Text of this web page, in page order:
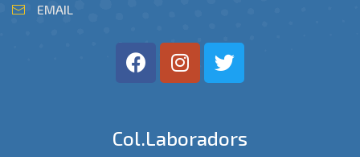
EMAIL
Col.laboradors